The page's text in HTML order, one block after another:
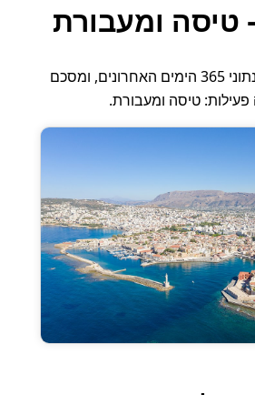
טיסה ומעבורת
המידע מבוסס על נתוני 365 הימים האחרונים, ומסכם
טיסה ומעבורת.